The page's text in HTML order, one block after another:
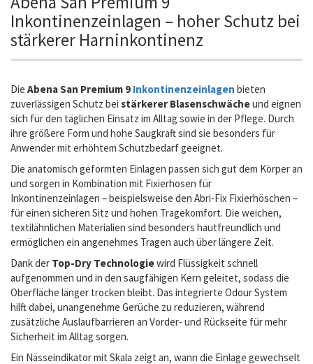
Inkontinenzeinlagen – hoher Schutz bei
stärkerer Harninkontinenz
Die Abena San Premium 9 Inkontinenzeinlagen bieten
zuverlässigen Schutz bei stärkerer Blasenschwächeund eignen
sich für den täglichen Einsatz im Alltag sowie in der Pflege. Durch
ihre größere Form und hohe Saugkraft sind sie besonders für
Anwender mit erhöhtem Schutzbedarf geeignet.
Die anatomisch geformten Einlagen passen sich gut dem Körper an
und sorgen in Kombination mit Fixierhosen für
Inkontinenzeinlagen – beispielsweise den Abri-Fix Fixierhöschen –
für einen sicheren Sitz und hohen Tragekomfort. Die weichen,
textilähnlichen Materialien sind besonders hautfreundlich und
ermöglichen ein angenehmes Tragen auch über längere Zeit.
Dank der Top-Dry Technologiewird Flüssigkeit schnell
aufgenommen und in den saugfähigen Kern geleitet, sodass die
Oberfläche länger trocken bleibt. Das integrierte Odour System
hilft dabei, unangenehme Gerüche zu reduzieren, während
zusätzliche Auslaufbarrieren an Vorder- und Rückseite für mehr
Sicherheit im Alltag sorgen.
Ein Nässeindikator mit Skala zeigt an, wann die Einlage gewechselt